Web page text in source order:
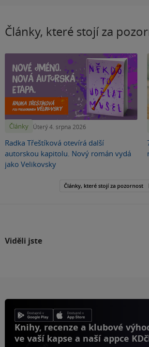
Články, které stojí za
Články Úterý 4. srpna 2026
Radka Třeštíková otevírá další
autorskou kapitolu. Nový román vydá
jako Velikovsky
Články, které stojí za pozornost
Viděli jste
Knihy, recenze a klubové
ve vaší kapse a naší appce